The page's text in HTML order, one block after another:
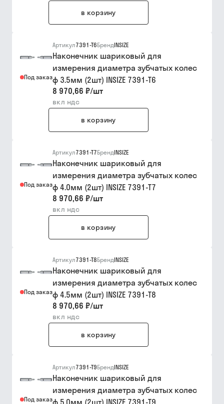
в корзину
Под заказ
Артикул7391-T6БрендINSIZE
Наконечник шариковый для
измерения диаметра зубчатых колес
ф 3.5мм (2шт) INSIZE 7391-T6
8 970,66 ₽/шт
вкл ндс
в корзину
Под заказ
Артикул7391-T7БрендINSIZE
Наконечник шариковый для
измерения диаметра зубчатых колес
ф 4.0мм (2шт) INSIZE 7391-T7
8 970,66 ₽/шт
вкл ндс
в корзину
Под заказ
Артикул7391-T8БрендINSIZE
Наконечник шариковый для
измерения диаметра зубчатых колес
ф 4.5мм (2шт) INSIZE 7391-T8
8 970,66 ₽/шт
вкл ндс
в корзину
Под заказ
Артикул7391-T9БрендINSIZE
Наконечник шариковый для
измерения диаметра зубчатых колес
ф 5.0мм (2шт) INSIZE 7391-T9